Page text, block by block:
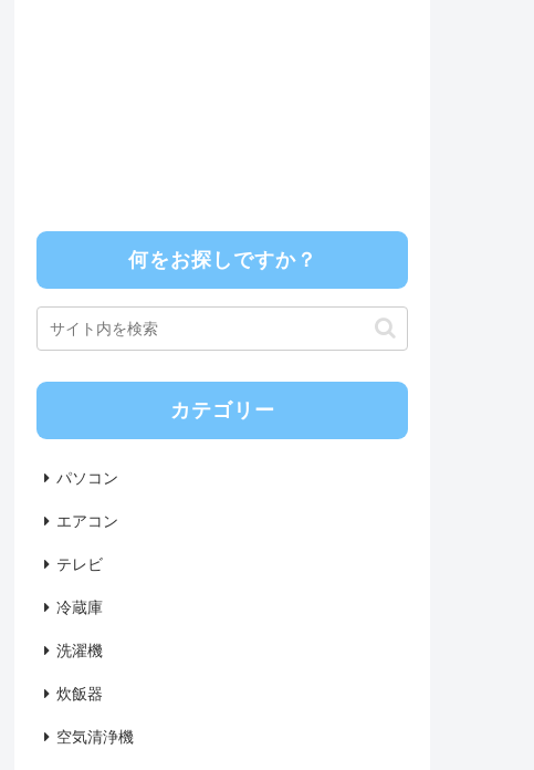
何をお探しですか？
カテゴリー
パソコン
エアコン
テレビ
冷蔵庫
洗濯機
炊飯器
空気清浄機